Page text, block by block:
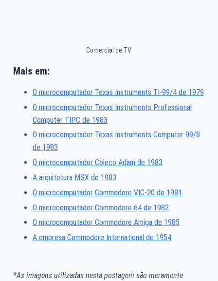
Comercial de TV
Mais em:
O microcomputador Texas Instruments TI-99/4 de 1979
O microcomputador Texas Instruments Professional
Computer TIPC de 1983
O microcomputador Texas Instruments Computer 99/8
de 1983
O microcomputador Coleco Adam de 1983
A arquitetura MSX de 1983
O microcomputador Commodore VIC-20 de 1981
O microcomputador Commodore 64 de 1982
O microcomputador Commodore Amiga de 1985
A empresa Commodore International de 1954
*As imagens utilizadas nesta postagem são meramente